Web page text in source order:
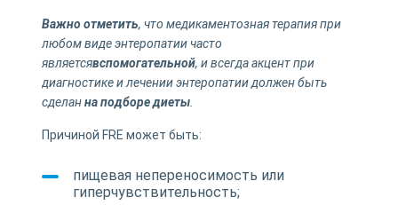
Важно отметить, что медикаментозная терапия при
любом виде энтеропатии часто
являетсявспомогательной, и всегда акцент при
диагностике и лечении энтеропатии должен быть
сделанна подборе диеты.
Причиной FRE может быть:
пищевая непереносимость или
гиперчувствительность;